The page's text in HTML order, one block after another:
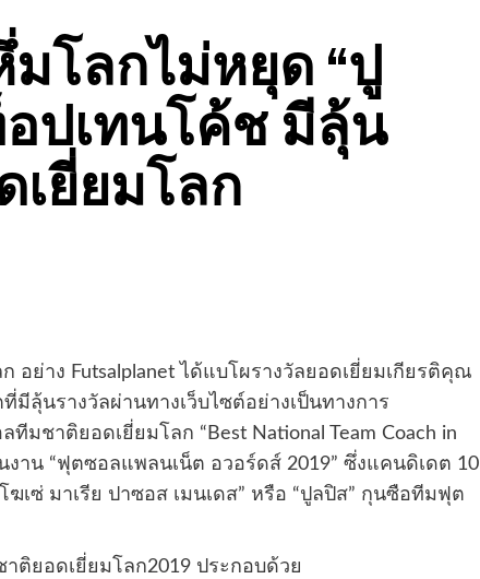
โลกไม่หยุด “ปู
ปเทนโค้ช มีลุ้น
ยี่ยมโลก
อย่าง Futsalplanet ได้แบโผรางวัลยอดเยี่ยมเกียรติคุณ
ลุ้นรางวัลผ่านทางเว็บไซต์อย่างเป็นทางการ
มชาติยอดเยี่ยมโลก “Best National Team Coach in
งาน “ฟุตซอลแพลนเน็ต อวอร์ดส์ 2019” ซึ่งแคนดิเดต 10
เซ่ มาเรีย ปาซอส เมนเดส” หรือ “ปูลปิส” กุนซือทีมฟุต
ติยอดเยี่ยมโลก2019 ประกอบด้วย